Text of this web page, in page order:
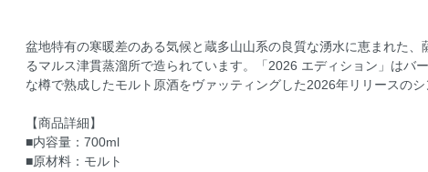
盆地特有の寒暖差のある気候と蔵多山山系の良質な湧水に恵まれた
るマルス津貫蒸溜所で造られています。「2026 エディション」はバ
な樽で熟成したモルト原酒をヴァッティングした2026年リリースのシ
【商品詳細】
■内容量：700ml
■原材料：モルト